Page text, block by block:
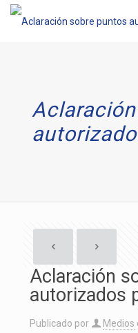
Aclaración
autorizados
Publicado por Medios